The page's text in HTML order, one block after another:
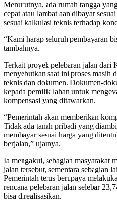
Menurutnya, ada rumah tangga
cepat atau lambat aan dibayar
sesuai kalkulasi teknis terhadap
“Kami harap seluruh pembayaran
tambahnya.
Terkait proyek pelebaran jalan dari
menyebutkan saat ini proses masih
teknis dan dokumen. Dokumen-
kepada pemilik lahan untuk
kompensasi yang ditawarkan.
“Pemerintah akan memberikan
Tidak ada tanah pribadi yang
membayar sesuai harga yang
berjalan,” ujarnya.
Ia mengakui, sebagian masyarakat
jalan tersebut, sementara sebagian
Pemerintah terus berupaya
rencana pelebaran jalan selebar
bisa direalisasikan.